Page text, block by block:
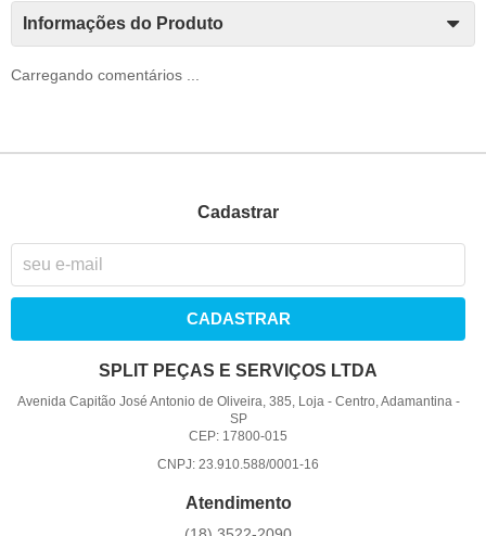
Informações do Produto
Carregando comentários ...
Cadastrar
CADASTRAR
SPLIT PEÇAS E SERVIÇOS LTDA
Avenida Capitão José Antonio de Oliveira, 385, Loja- Centro, Adamantina-
SP
CEP: 17800-015
CNPJ: 23.910.588/0001-16
Atendimento